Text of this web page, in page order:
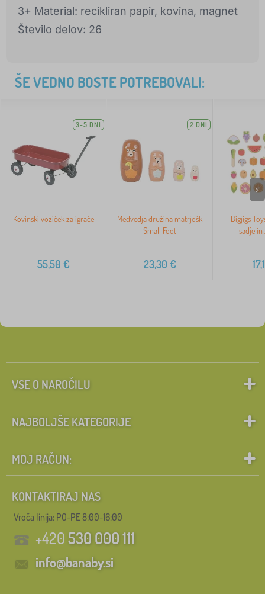
3+ Material: recikliran papir, kovina, magnet
Število delov: 26
ŠE VEDNO BOSTE POTREBOVALI:
3-5 DNI
Kovinski voziček za igrače
55,50 €
2 DNI
Medvedja družina matrjošk
Small Foot
23,30 €
Bigjigs
sadje in
>
VSE O NAROČILU
NAJBOLJŠE KATEGORIJE
MOJ RAČUN:
KONTAKTIRAJ NAS
Vroča linija: PO-PE 8:00-16:00
+420530 000 111
info@banaby.si